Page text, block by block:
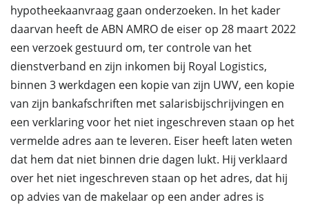
hypotheekaanvraag gaan onderzoeken. In het kader
daarvan heeft de ABN AMRO de eiser op 28 maart 2022
een verzoek gestuurd om, ter controle van het
dienstverband en zijn inkomen bij Royal Logistics,
binnen 3 werkdagen een kopie van zijn UWV, een kopie
van zijn bankafschriften met salarisbijschrijvingen en
een verklaring voor het niet ingeschreven staan op het
vermelde adres aan te leveren. Eiser heeft laten weten
dat hem dat niet binnen drie dagen lukt. Hij verklaard
over het niet ingeschreven staan op het adres, dat hij
op advies van de makelaar op een ander adres is